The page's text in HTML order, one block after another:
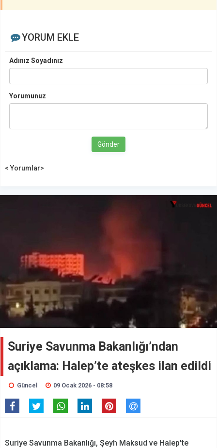
YORUM EKLE
Adınız Soyadınız
Yorumunuz
Gönder
< Yorumlar>
Suriye Savunma Bakanlığı’ndan
açıklama: Halep’te ateşkes ilan edildi
Güncel 09 Ocak 2026 - 08:58
Suriye Savunma Bakanlığı, Şeyh Maksud ve Halep'te